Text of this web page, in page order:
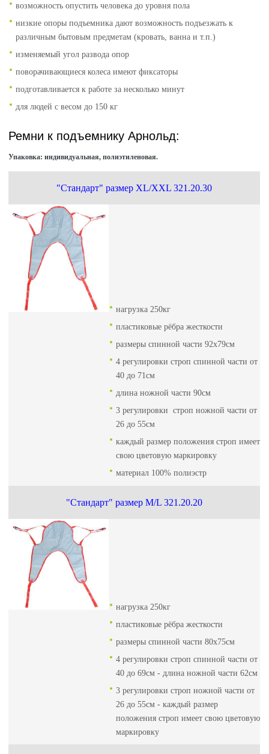
возможность опустить человека до уровня пола
низкие опоры подъемника дают возможность подъезжать к
различным бытовым предметам (кровать, ванна и т.п.)
изменяемый угол развода опор
поворачивающиеся колеса имеют фиксаторы
подготавливается к работе за несколько минут
для людей с весом до 150 кг
Ремни к подъемнику Арнольд:
Упаковка: индивидуальная, полиэтиленовая.
"Стандарт" размер XL/XXL 321.20.30
нагрузка 250кг
пластиковые рёбра жесткости
размеры спинной части 92х79см
4 регулировки строп спинной части от
40 до 71см
длина ножной части 90см
3 регулировки строп ножной части от
26 до 55см
каждый размер положения строп имеет
свою цветовую маркировку
материал 100% полиэстр
"Стандарт" размер М/L 321.20.20
нагрузка 250кг
пластиковые рёбра жесткости
размеры спинной части 80х75см
4 регулировки строп спинной части от
40 до 69см - длина ножной части 62см
3 регулировки строп ножной части от
26 до 55см - каждый размер
положения строп имеет свою цветовую
маркировку